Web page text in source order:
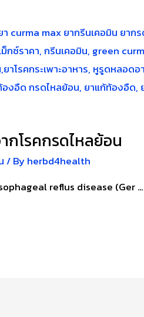
กโรคกรดไหลย้อน
/ Byherbd4health
reflus disease (Ger …